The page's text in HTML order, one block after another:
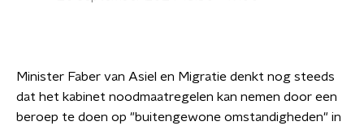
Minister Faber van Asiel en Migratie denkt nog steeds
dat het kabinet noodmaatregelen kan nemen door een
beroep te doen op "buitengewone omstandigheden" in